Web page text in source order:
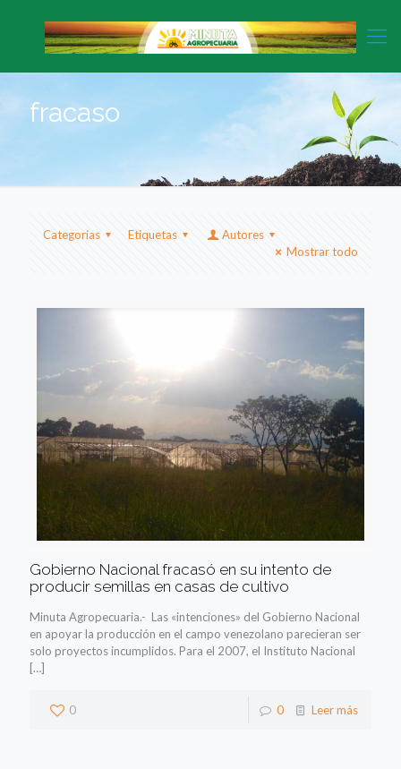
fracaso
Categorias Etiquetas
Autores
Mostrar todo
Gobierno Nacional fracasó en su intento de
producir semillas en casas de cultivo
Minuta Agropecuaria.- Las «intenciones» del Gobierno Nacional
en apoyar la producción en el campo venezolano parecieran ser
solo proyectos incumplidos. Para el 2007, el Instituto Nacional
[…]
0 0 Leer más